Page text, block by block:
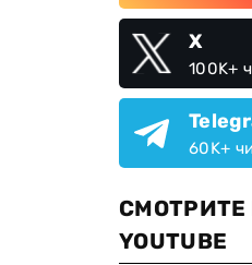
X
100K+
60K+
СМОТРИТЕ
YOUTUBE